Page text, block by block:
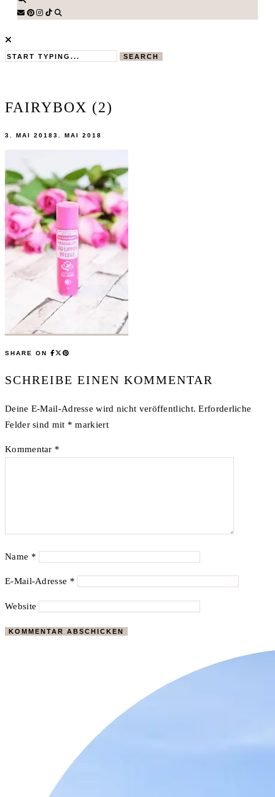
SEARCH
FAIRYBOX (2)
3. MAI 20183. MAI 2018
SHARE ON
SCHREIBE EINEN KOMMENTAR
Deine E-Mail-Adresse wird nicht veröffentlicht. Erforderliche
Felder sind mit * markiert
Kommentar *
Name *
E-Mail-Adresse *
Website